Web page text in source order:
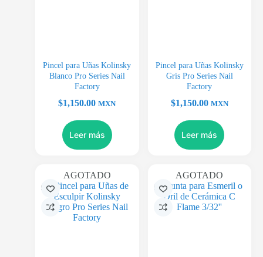
Pincel para Uñas Kolinsky
Blanco Pro Series Nail
Factory
$1,150.00 MXN
Leer más
Pincel para Uñas Kolinsky
Gris Pro Series Nail
Factory
$1,150.00 MXN
Leer más
AGOTADO AGOTADO